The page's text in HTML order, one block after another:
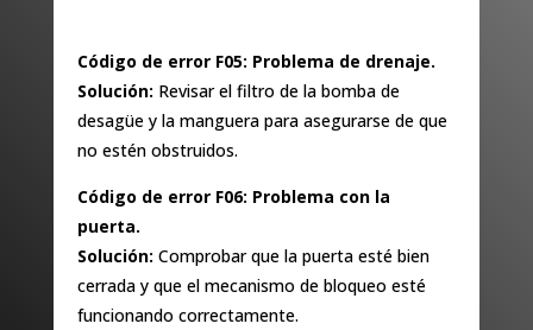
Código de error F05: Problema de drenaje.
Solución: Revisar el filtro de la bomba de
desagüe y la manguera para asegurarse de que
no estén obstruidos.
Código de error F06: Problema con la
puerta.
Solución: Comprobar que la puerta esté bien
cerrada y que el mecanismo de bloqueo esté
funcionando correctamente.